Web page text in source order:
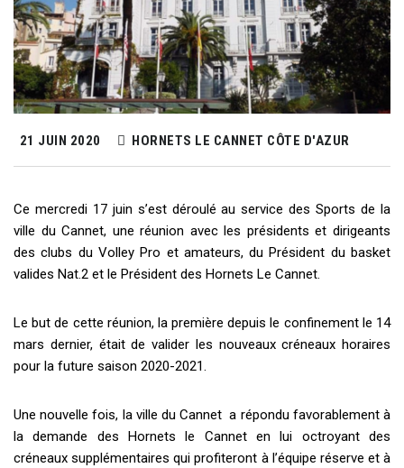
21 JUIN 2020 HORNETS LE CANNET CÔTE D'AZUR
Ce mercredi 17 juin s’est déroulé au service des Sports de la
ville du Cannet, une réunion avec les présidents et dirigeants
des clubs du Volley Pro et amateurs, du Président du basket
valides Nat.2 et le Président des Hornets Le Cannet.
Le but de cette réunion, la première depuis le confinement le 14
mars dernier, était de valider les nouveaux créneaux horaires
pour la future saison 2020-2021.
Une nouvelle fois, la ville du Cannet a répondu favorablement à
la demande des Hornets le Cannet en lui octroyant des
créneaux supplémentaires qui profiteront à l’équipe réserve et à